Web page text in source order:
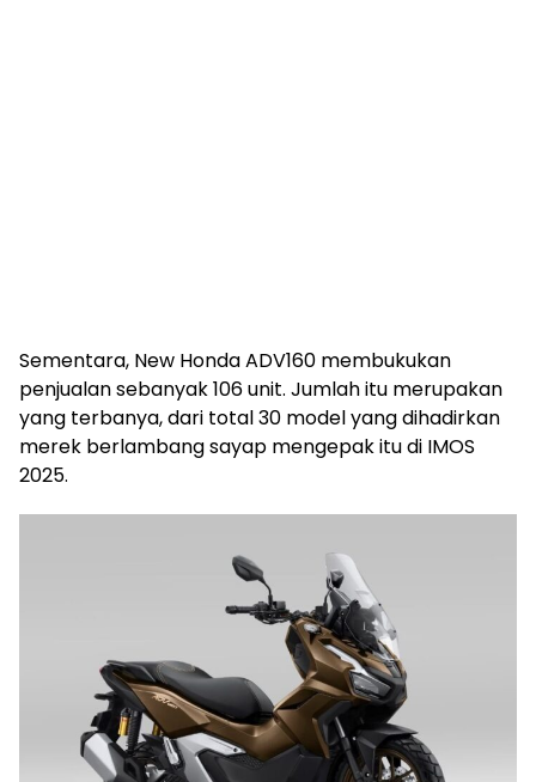
Sementara, New Honda ADV160 membukukan
penjualan sebanyak 106 unit. Jumlah itu merupakan
yang terbanya, dari total 30 model yang dihadirkan
merek berlambang sayap mengepak itu di IMOS
2025.